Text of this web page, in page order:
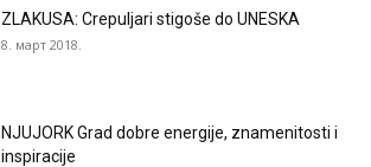
ZLAKUSA: Crepuljari stigoše do UNESKA
8. март 2018.
NJUJORK Grad dobre energije, znamenitosti i
inspiracije